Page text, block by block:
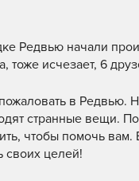
Редвью начали
тоже исчезает, 6
в Редвью.
странные вещи.
чтобы помочь вам.
своих целей!